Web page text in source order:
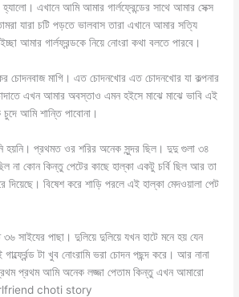
এখানে আমি আমার গার্লফ্রেন্ডের সাথে আমার সেক্স
যারা চটি পড়তে ভালবাস তারা এখানে আমার সত্যি
আমার গার্লফ্রন্ডকে নিয়ে নোংরা কথা বলতে পারবে।
চোদনবাজ মাগি। এত চোদনখোর এত চোদনখোর যা কল্পনার
এখন আমার অবস্তাও এমন হইসে মাঝে মাঝে ভাবি এই
আমি শান্তি পাবোনা।
হয়নি। প্রথমত ওর শরির অনেক সুন্দর ছিল। দুদু গুলা ৩৪
না কোন কিন্তু পেটের কাছে হাল্কা একটু চর্বি ছিল আর তা
দিয়েছে। বিষেশ করে শাড়ি পরলে এই হাল্কা মেদওয়ালা পেট
সাইযের পাছা। দুলিয়ে দুলিয়ে যখন হাটে মনে হয় যেন
টা খুব নোংরামি ভরা চোদন পছন্দ করে। আর নানা
প্রথম আমি অনেক লজ্জা পেতাম কিন্তু এখন আমারো
girlfriend choti story